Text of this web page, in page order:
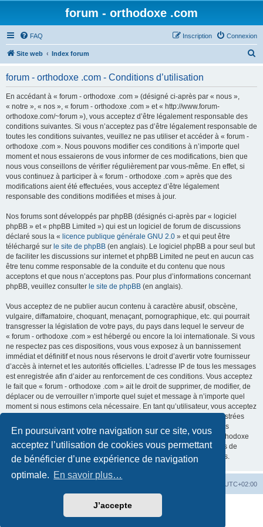
En poursuivant votre navigation sur ce site, vous
acceptez l’utilisation de cookies vous permettant
de bénéficier d’une expérience de navigation
optimale. En savoir plus…
J’accepte
forum - orthodoxe .com
FAQ Connexion
Inscription
Site web Index forum
forum - orthodoxe .com - Conditions d’utilisation
En accédant à « forum - orthodoxe .com » (désigné ci-après par « nous »,
« notre », « nos », « forum - orthodoxe .com » et « http://www.forum-
orthodoxe.com/~forum »), vous acceptez d’être légalement responsable des
conditions suivantes. Si vous n’acceptez pas d’être légalement responsable de
toutes les conditions suivantes, veuillez ne pas utiliser et accéder à « forum -
orthodoxe .com ». Nous pouvons modifier ces conditions à n’importe quel
moment et nous essaierons de vous informer de ces modifications, bien que
nous vous conseillons de vérifier régulièrement par vous-même. En effet, si
vous continuez à participer à « forum - orthodoxe .com » après que des
modifications aient été effectuées, vous acceptez d’être légalement
responsable des conditions modifiées et mises à jour.
Nos forums sont développés par phpBB (désignés ci-après par « logiciel
phpBB » et « phpBB Limited ») qui est un logiciel de forum de discussions
déclaré sous la « licence publique générale GNU 2.0 » et qui peut être
téléchargé sur le site de phpBB (en anglais). Le logiciel phpBB a pour seul but
de faciliter les discussions sur internet et phpBB Limited ne peut en aucun cas
être tenu comme responsable de la conduite et du contenu que nous
acceptons et que nous n’acceptons pas. Pour plus d’informations concernant
phpBB, veuillez consulter le site de phpBB (en anglais).
Vous acceptez de ne publier aucun contenu à caractère abusif, obscène,
vulgaire, diffamatoire, choquant, menaçant, pornographique, etc. qui pourrait
transgresser la législation de votre pays, du pays dans lequel le serveur de
« forum - orthodoxe .com » est hébergé ou encore la loi internationale. Si vous
ne respectez pas ces dispositions, vous vous exposez à un bannissement
immédiat et définitif et nous nous réservons le droit d’avertir votre fournisseur
d’accès à internet et les autorités officielles. L’adresse IP de tous les messages
est enregistrée afin d’aider au renforcement de ces conditions. Vous acceptez
le fait que « forum - orthodoxe .com » ait le droit de supprimer, de modifier, de
déplacer ou de verrouiller n’importe quel sujet et message à n’importe quel
moment si nous estimons cela nécessaire. En tant qu’utilisateur, vous acceptez
que toutes les informations que vous avez renseignées soient enregistrées
dans notre base de données. Bien que ces informations ne seront pas
diffusées à une tierce partie sans votre consentement, ni « forum - orthodoxe
.com », ni phpBB, ne pourront être tenus comme responsables en cas de
tentative de piratage informatique visant à compromettre vos données.
UTC+02:00
phpBB® Forum Software © phpBB Limited
©